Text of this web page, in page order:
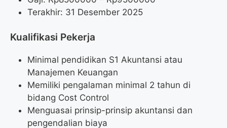
Terakhir: 31 Desember 2025
Kualifikasi Pekerja
Minimal pendidikan S1 Akuntansi atau
Manajemen Keuangan
Memiliki pengalaman minimal 2 tahun di
bidang Cost Control
Menguasai prinsip-prinsip akuntansi dan
pengendalian biaya